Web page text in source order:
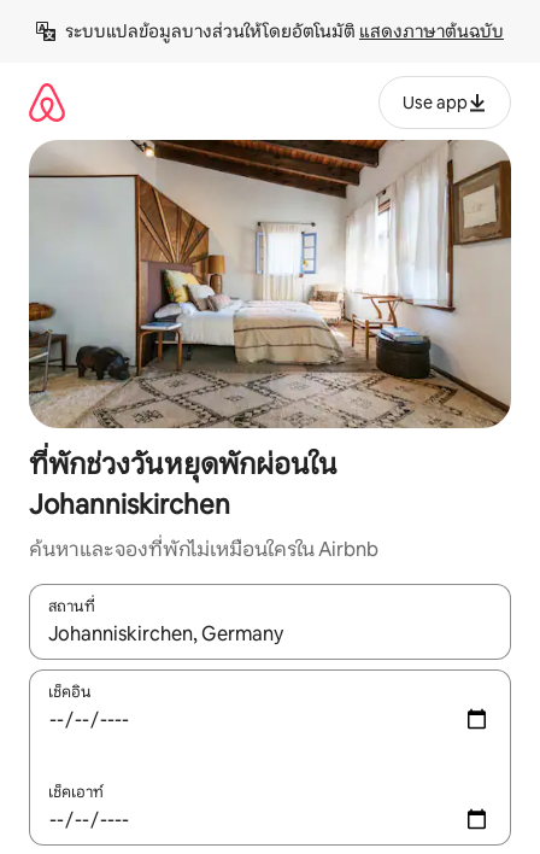
เนื้อหา
ระบบแปลข้อมูลบางส่วนให้โดยอัตโนมัติ แสดงภาษาต้นฉบับ
Use app
ที่พักช่วงวันหยุดพักผ่อนใน
Johanniskirchen
ค้นหาและจองที่พักไม่เหมือนใครใน Airbnb
สถานที่
ใช้ลูกศรขึ้นลง หรือใช้การสัมผัสหรือปัด เพื่อสำรวจผลการค้นหา
เช็คอิน
เช็คเอาท์